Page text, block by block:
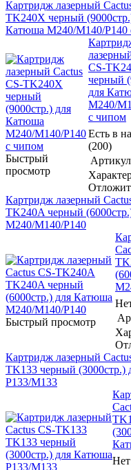
Картридж лазерный
TK240X черный
Катюша M240/M140/P140
Быстрый
просмотр
CS-
черный
для
M240/
с чипом
Есть в
(200)
Артикул
Картридж лазерный
TK240A черный
M240/M140/P140
Быстрый просмотр
Картридж лазерный
TK133 черный (3000стр.)
P133/M133